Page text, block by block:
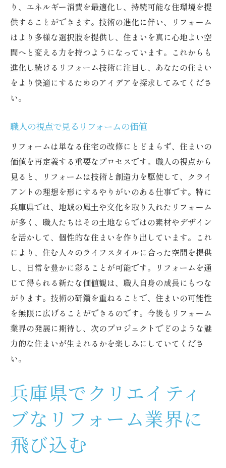
り、エネルギー消費を最適化し、持続可能な住環境を提
供することができます。技術の進化に伴い、リフォーム
はより多様な選択肢を提供し、住まいを真に心地よい空
間へと変える力を持つようになっています。これからも
進化し続けるリフォーム技術に注目し、あなたの住まい
をより快適にするためのアイデアを探求してみてくださ
い。
職人の視点で見るリフォームの価値
リフォームは単なる住宅の改修にとどまらず、住まいの
価値を再定義する重要なプロセスです。職人の視点から
見ると、リフォームは技術と創造力を駆使して、クライ
アントの理想を形にするやりがいのある仕事です。特に
兵庫県では、地域の風土や文化を取り入れたリフォーム
が多く、職人たちはその土地ならではの素材やデザイン
を活かして、個性的な住まいを作り出しています。これ
により、住む人々のライフスタイルに合った空間を提供
し、日常を豊かに彩ることが可能です。リフォームを通
じて得られる新たな価値観は、職人自身の成長にもつな
がります。技術の研鑽を重ねることで、住まいの可能性
を無限に広げることができるのです。今後もリフォーム
業界の発展に期待し、次のプロジェクトでどのような魅
力的な住まいが生まれるかを楽しみにしていてくださ
い。
兵庫県でクリエイティ
ブなリフォーム業界に
飛び込む